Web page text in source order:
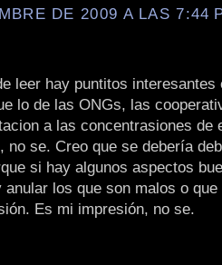
DE 2009 A LAS 7:44
leer hay puntitos interesantes
lo de las ONGs, las
a las concentrasiones de
no se. Creo que se debería
si hay algunos aspectos
anular los que son malos o
Es mi impresión, no se.